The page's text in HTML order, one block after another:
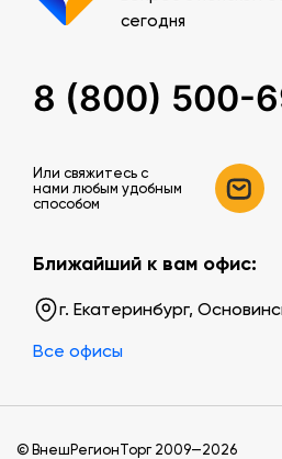
сегодня
8 (800) 500-
Или свяжитесь c
нами любым удобным
способом
Ближайший к вам офис:
г. Екатеринбург,
Все офисы
© ВнешРегионТорг 2009—2026